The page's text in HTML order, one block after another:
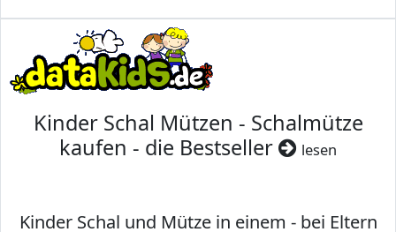
Kinder Schal Mützen - Schalmütze
kaufen - die Bestseller
lesen
Kinder Schal und Mütze in einem - bei Eltern